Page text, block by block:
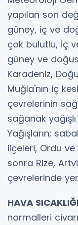
yapılan son
güney, iç ve
çok bulutlu, İç
güney ve
Karadeniz,
Muğla'nın iç
çevrelerinin
sağanak
Yağışların;
ilçeleri, Ordu
sonra Rize,
çevrelerinde
HAVA
normalleri